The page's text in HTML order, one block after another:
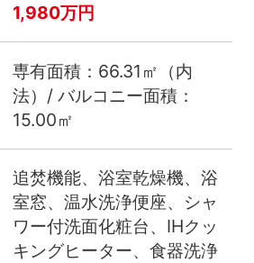
1,980万円
専有面積：66.31㎡（内
法）/ バルコニー面積：
15.00㎡
追焚機能、浴室乾燥機、浴
室窓、温水洗浄便座、シャ
ワー付洗面化粧台、IHクッ
キングヒーター、食器洗浄